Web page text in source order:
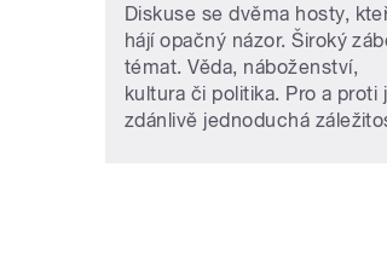
Diskuse se dvěma hosty,
hájí opačný názor. Široký
témat. Věda, náboženství,
kultura či politika. Pro a proti
zdánlivě jednoduchá